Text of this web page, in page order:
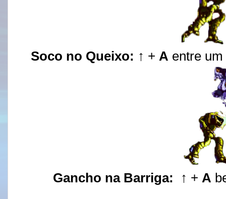
Soco no Queixo: ↑ + A entre
Gancho na Barriga: ↑ + A